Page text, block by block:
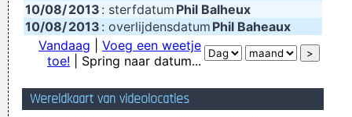
10/08/2013 : sterfdatum Phil Balheux
10/08/2013 : overlijdensdatum Phil Baheaux
Vandaag
Voeg een weetje
toe! | Spring naar datum...
Wereldkaart van videolocaties